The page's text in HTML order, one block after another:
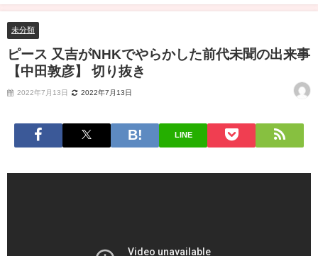
彦】 切り抜き
未分類
ピース 又吉がNHKでやらかした前代未聞の出来事
【中田敦彦】 切り抜き
2022年7月13日 2022年7月13日
LINE